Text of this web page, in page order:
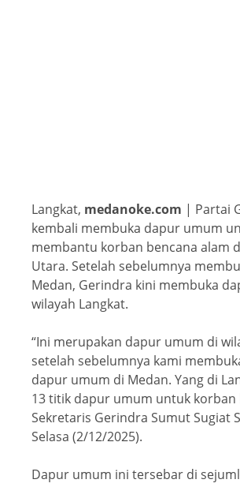
Langkat, medanoke.com | Partai
kembali membuka dapur umum
membantu korban bencana alam
Utara. Setelah sebelumnya
Medan, Gerindra kini membuka
wilayah Langkat.
“Ini merupakan dapur umum di
setelah sebelumnya kami
dapur umum di Medan. Yang di
13 titik dapur umum untuk korban
Sekretaris Gerindra Sumut Sugiat
Selasa (2/12/2025).
Dapur umum ini tersebar di